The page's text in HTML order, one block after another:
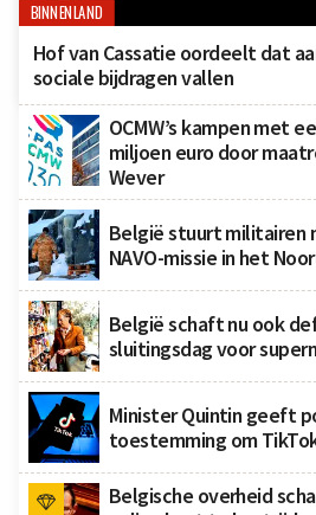
BINNENLAND
Hof van Cassatie oordeelt dat
sociale bijdragen vallen
OCMW’s kampen met
miljoen euro door
Wever
België stuurt militairen
NAVO-missie in het
België schaft nu ook
sluitingsdag voor
Minister Quintin geeft
toestemming om
Belgische overheid